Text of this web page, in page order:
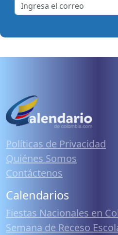
Políticas de Privacidad
Quiénes Somos
Contáctenos
Calendarios
Fiestas Nacionales en
Semana de Receso